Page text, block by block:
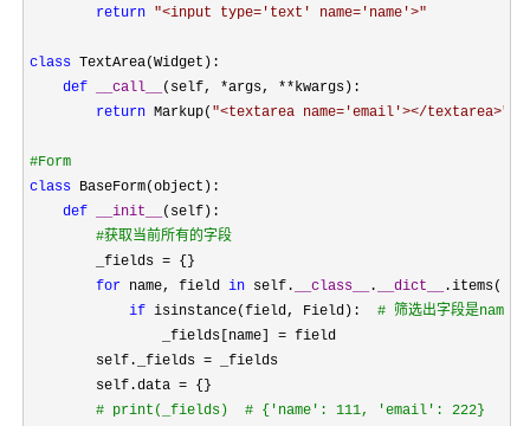
return "<input type='text' name='name'>"
class TextArea(Widget):
def
__call__ (self, *args, **kwargs):
return Markup( "<textarea name='email'></textarea>"
#Form
class BaseForm(object):
def
__init__
(self):
#获取当前所有的字段
        _fields =
{}
for name, field in self. __class__ . __dict__
.items():
if isinstance(field, Field): # 筛选出字段是name
                _fields[name] =
field
        self._fields
= _fields
        self.data
= {}
# print(_fields)  # {'name': 111, 'email': 222}